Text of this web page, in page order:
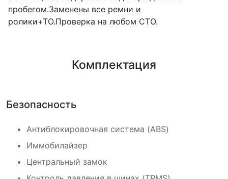
пробегом.Заменены все ремни и
ролики+ТО.Проверка на любом СТО.
Комплектация
Безопасность
Антиблокировочная система (ABS)
Иммобилайзер
Центральный замок